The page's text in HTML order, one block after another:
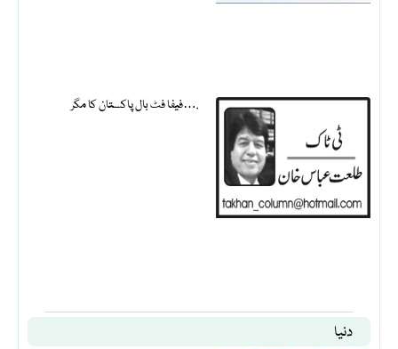
فیفا فٹ بال پاکستان کا مگر….
دنیا